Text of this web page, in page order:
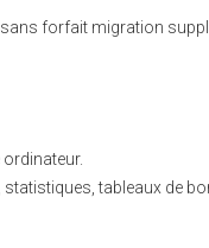
forfait migration
tableaux de